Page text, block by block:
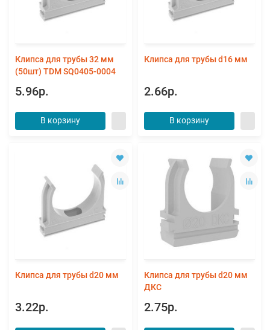
Клипса для трубы 32 мм
(50шт) TDM SQ0405-0004
5.96р.
В корзину
Клипса для трубы d16 мм
2.66р.
В корзину
Клипса для трубы d20 мм
3.22р.
Клипса для трубы d20 мм
ДКС
2.75р.